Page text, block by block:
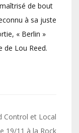
de bout
à sa juste
« Berlin »
de Lou Reed.
Control et Local
19/11 à la Rock